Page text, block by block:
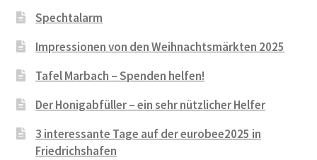
Spechtalarm
Impressionen von den Weihnachtsmärkten 2025
Tafel Marbach – Spenden helfen!
Der Honigabfüller – ein sehr nützlicher Helfer
3 interessante Tage auf der eurobee2025 in
Friedrichshafen